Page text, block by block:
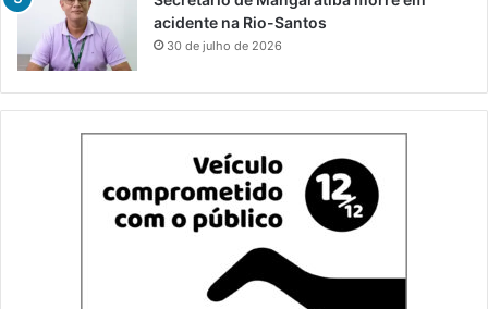
acidente na Rio-Santos
30 de julho de 2026